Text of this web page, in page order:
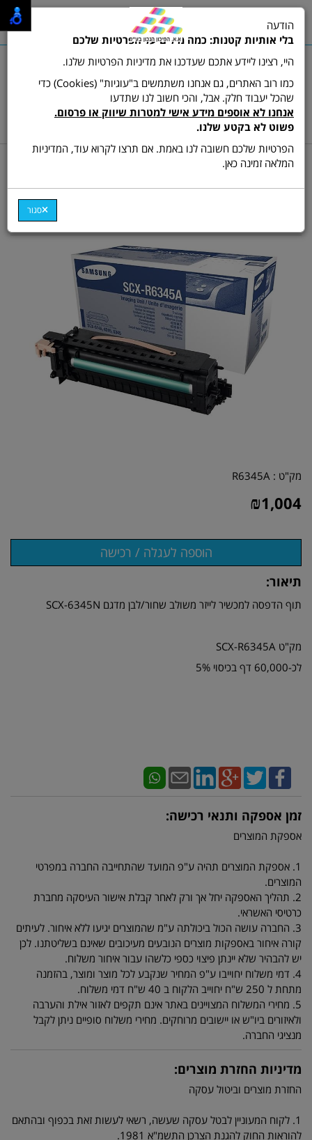
שרות לקוחות ותמיכה:03-9511473
hamikun4u@gmail.com
תפריט
דף בית מתכלים (טונרים ודיו) טונר ש/ל מקורי
תוף מקורי R6345A למכונת
מק"ט : R6345A
₪1,004
תיאור:
תוף הדפסה למכשיר לייזר משולב שחור/לבן מדגם SCX-6345N
מק"ט SCX-R6345A
לכ-60,000 דף בכיסוי 5%
זמן אספקה ותנאי רכישה:
אספקת המוצרים
1. אספקת המוצרים תהיה ע"פ המועד שהתחייבה החברה במפרטי
המוצרים.
2. תהליך האספקה יחל אך ורק לאחר קבלת אישור העיסקה מחברת
כרטיסי האשראי.
3. החברה עושה הכול ביכולתה ע"מ שהמוצרים יגיעו ללא איחור. לעיתים
קורה איחור באספקות מוצרים הנובעים מעיכובים שאינם בשליטתנו. לכן
יש להבהיר שלא יינתן פיצוי כספי כלשהו עבור איחור משלוח.
4. דמי משלוח יחוייבו ע"פ המחיר שנקבע לכל מוצר ומוצר, בהזמנה
מתחת ל 250 ש"ח יחוייב הלקוח ב 40 ש"ח דמי משלוח.
5. מחירי המשלוח המצויינים באתר אינם תקפים לאזור אילת והערבה
ולאיזורים ביו"ש או יישובים מרוחקים. מחירי משלוח סופיים ניתן לקבל
מנציגי החברה.
מדיניות החזרת מוצרים:
החזרת מוצרים וביטול עסקה
1. לקוח המעוניין לבטל עסקה שעשה, רשאי לעשות זאת בכפוף ובהתאם
להוראות החוק להגנת הצרכן התשמ"א 1981.
הודעה
בלי אותיות קטנות: כמה מילים על הפרטיות שלכם
היי, רצינו ליידע אתכם שעדכנו את מדיניות הפרטיות שלנו.
כמו רוב האתרים, גם אנחנו משתמשים ב"עוגיות" (Cookies) כדי
שהכל יעבוד חלק. אבל, והכי חשוב לנו שתדעו
אנחנו לא אוספים מידע אישי למטרות שיווק או פרסום.
פשוט לא בקטע שלנו.
הפרטיות שלכם חשובה לנו באמת. אם תרצו לקרוא עוד, המדיניות
המלאה זמינה כאן.
סגור